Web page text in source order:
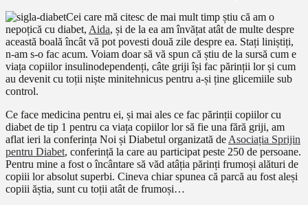
Cei care mă citesc de mai mult timp știu că am o
nepoțică cu diabet, Aida, și de la ea am învățat atât de multe despre
această boală încât vă pot povesti două zile despre ea. Stați liniștiți,
n-am s-o fac acum. Voiam doar să vă spun că știu de la sursă cum e
viața copiilor insulinodependenți, câte griji își fac părinții lor și cum
au devenit cu toții niște minitehnicus pentru a-și ține glicemiile sub
control.
Ce face medicina pentru ei, și mai ales ce fac părinții copiilor cu
diabet de tip 1 pentru ca viața copiilor lor să fie una fără griji, am
aflat ieri la conferința Noi și Diabetul organizată de Asociația Sprijin
pentru Diabet, conferință la care au participat peste 250 de persoane.
Pentru mine a fost o încântare să văd atâția părinți frumoși alături de
copiii lor absolut superbi. Cineva chiar spunea că parcă au fost aleși
copiii ăștia, sunt cu toții atât de frumoși…